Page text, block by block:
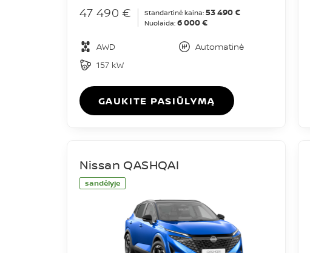
47 490 € Standartinė kaina: 53 490 €
Nuolaida: 6 000 €
AWD
Automatinė
157 kW
GAUKITE PASIŪLYMĄ
sandėlyje
Nissan QASHQAI